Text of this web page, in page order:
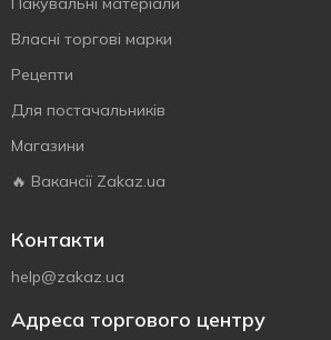
Власнi торговi марки
Рецепти
Для постачальників
Магазини
🔥 Вакансії Zakaz.ua
Контакти
help@zakaz.ua
Адреса торгового центру